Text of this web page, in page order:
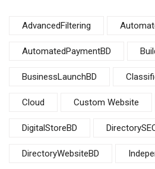
AdvancedFiltering
AutomatedPaymentBD
BusinessLaunchBD
Cloud Custom Website
DigitalStoreBD
DirectoryWebsiteBD